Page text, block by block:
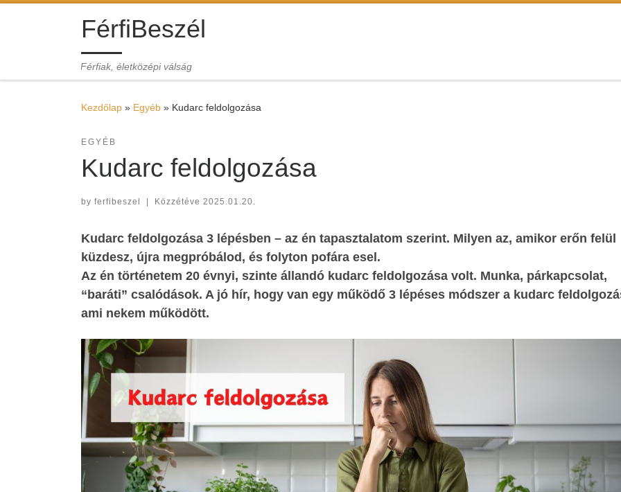
Skip to contentFérfiBeszél
Férfiak, életközépi válság
Kezdőlap » Egyéb » Kudarc feldolgozása
EGYÉB
Kudarc feldolgozása
by ferfibeszel Közzétéve 2025.01.20.
Kudarc feldolgozása 3 lépésben – az én tapasztalatom szerint. Milyen az, amikor erőn felül
küzdesz, újra megpróbálod, és folyton pofára esel.
Az én történetem 20 évnyi, szinte állandó kudarc feldolgozása volt. Munka, párkapcsolat,
“baráti” csalódások. A jó hír, hogy van egy működő 3 lépéses módszer a kudarc
ami nekem működött.